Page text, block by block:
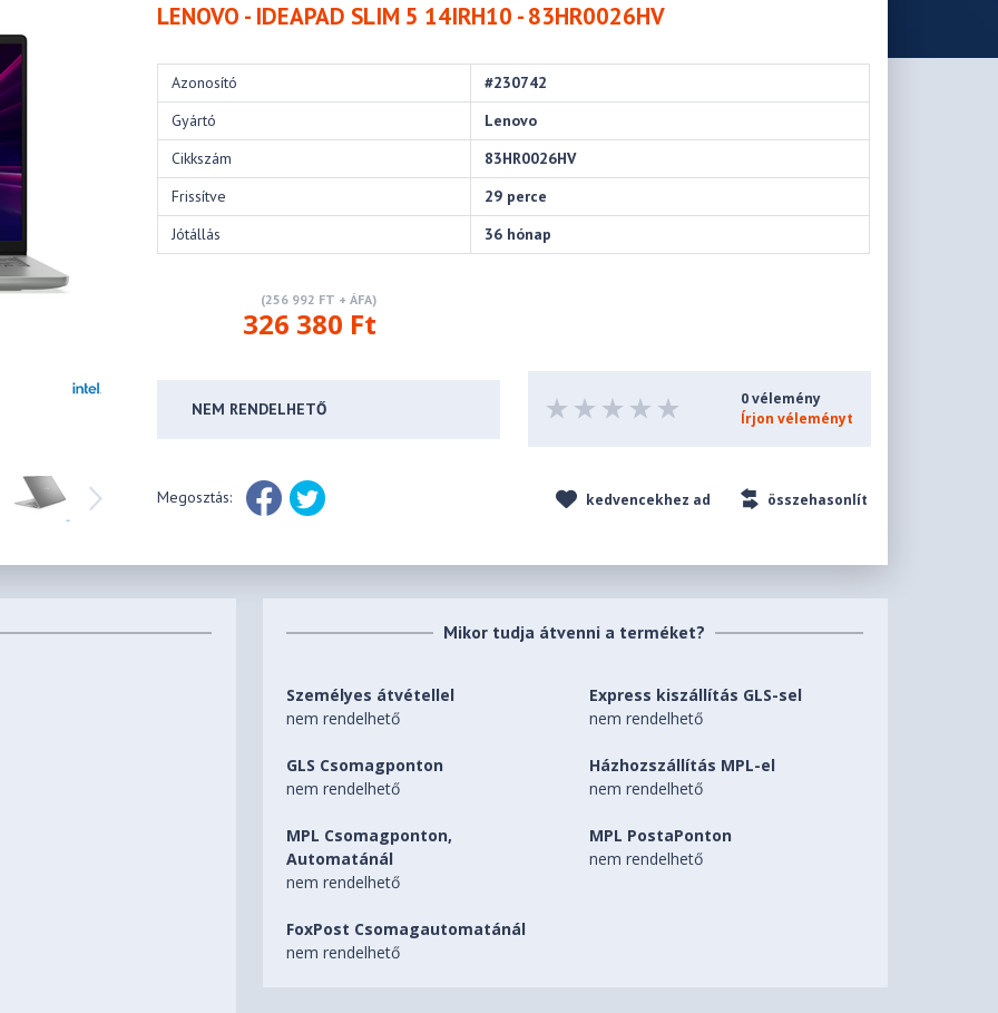
LENOVO - IDEAPAD SLIM 5 14IRH10 - 83HR0026HV
Azonosító
#230742
Gyártó
Lenovo
Cikkszám
83HR0026HV
Frissítve
29 perce
Jótállás
36 hónap
(256 992 FT + ÁFA)
326 380 Ft
NEM RENDELHETŐ
0 vélemény
Írjon véleményt
Megosztás: kedvencekhez ad összehasonlít
Mikor tudja átvenni a terméket?
Személyes átvétellel
nem rendelhető
Express kiszállítás GLS-sel
nem rendelhető
GLS Csomagponton
nem rendelhető
Házhozszállítás MPL-el
nem rendelhető
MPL Csomagponton,
Automatánál
nem rendelhető
MPL PostaPonton
nem rendelhető
FoxPost Csomagautomatánál
nem rendelhető